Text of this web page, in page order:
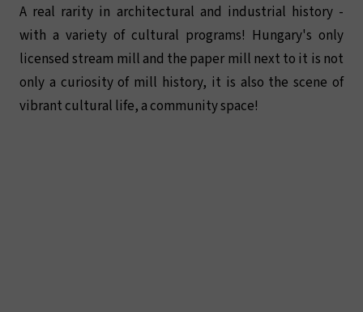
A real rarity in architectural and industrial history -
with a variety of cultural programs! Hungary's only
licensed stream mill and the paper mill next to it is not
only a curiosity of mill history, it is also the scene of
vibrant cultural life, a community space!